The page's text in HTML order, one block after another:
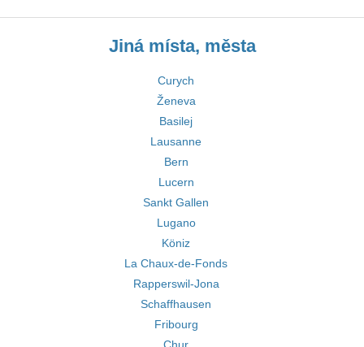
Jiná místa, města
Curych
Ženeva
Basilej
Lausanne
Bern
Lucern
Sankt Gallen
Lugano
Köniz
La Chaux-de-Fonds
Rapperswil-Jona
Schaffhausen
Fribourg